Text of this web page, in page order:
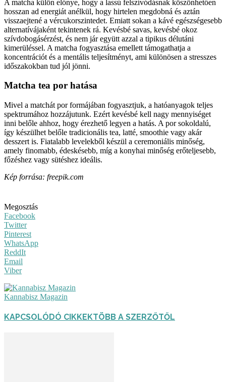
A matcha külön előnye, hogy a lassú felszívódásnak köszönhetően
hosszan ad energiát anélkül, hogy hirtelen megdobná és aztán
visszaejtené a vércukorszintedet. Emiatt sokan a kávé egészségesebb
alternatívájaként tekintenek rá. Kevésbé savas, kevésbé okoz
szívdobogásérzést, és nem jár együtt azzal a tipikus délutáni
kimerüléssel. A matcha fogyasztása emellett támogathatja a
koncentrációt és a mentális teljesítményt, ami különösen a stresszes
időszakokban tud jól jönni.
Matcha tea por hatása
Mivel a matchát por formájában fogyasztjuk, a hatóanyagok teljes
spektrumához hozzájutunk. Ezért kevésbé kell nagy mennyiséget
inni belőle ahhoz, hogy érezhető legyen a hatás. A por sokoldalú,
így készülhet belőle tradicionális tea, latté, smoothie vagy akár
desszert is. Fiatalabb levelekből készül a ceremoniális minőség,
amely finomabb, édeskésebb, míg a konyhai minőség erőteljesebb,
főzéshez vagy sütéshez ideális.
Kép forrása: freepik.com
Megosztás
Facebook
Twitter
Pinterest
WhatsApp
ReddIt
Email
Viber
Kannabisz Magazin
KAPCSOLÓDÓ CIKKEKTÖBB A SZERZŐTŐL